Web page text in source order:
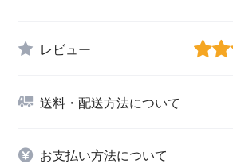
レビュー
送料・配送方法について
お支払い方法について